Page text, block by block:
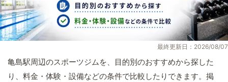
最終更新日：2026/08/07
亀島駅周辺のスポーツジムを、目的別のおすすめから探した
り、料金・体験・設備などの条件で比較したりできます。掲